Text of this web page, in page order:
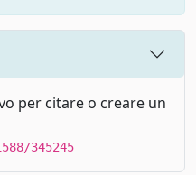
per citare o creare un
345245